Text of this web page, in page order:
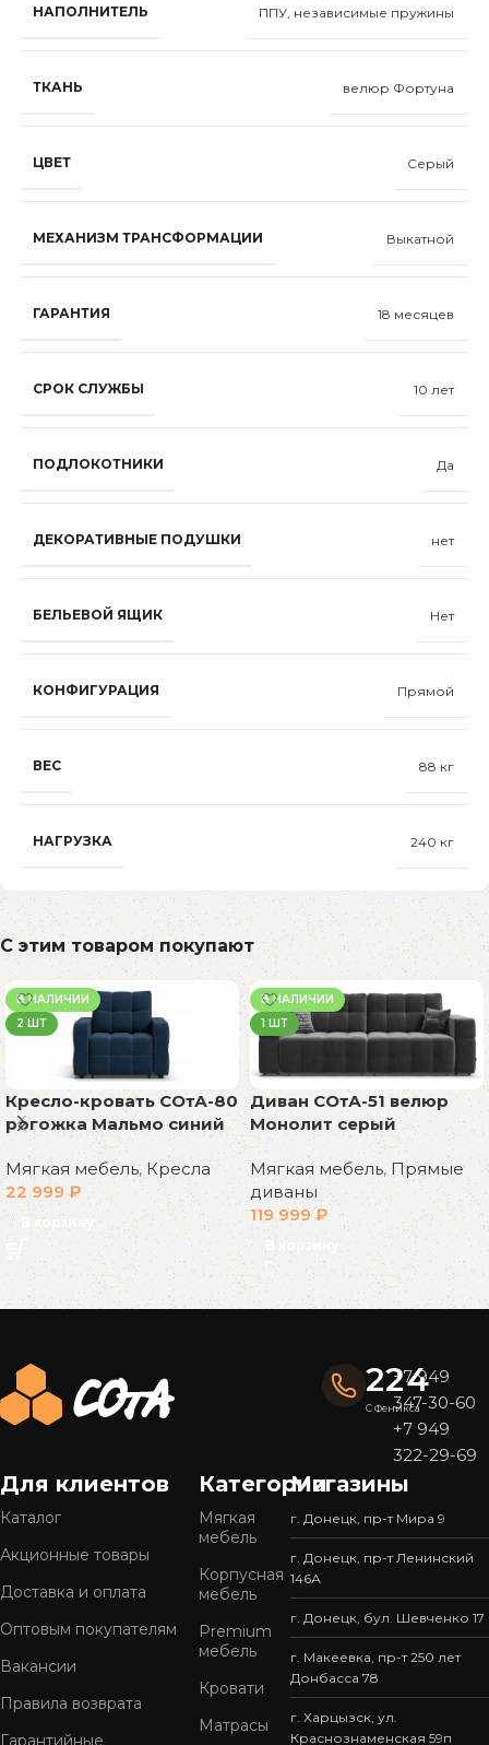
НАПОЛНИТЕЛЬ ППУ, независимые пружины
ТКАНЬ велюр Фортуна
ЦВЕТ Серый
МЕХАНИЗМ ТРАНСФОРМАЦИИ Выкатной
ГАРАНТИЯ 18 месяцев
СРОК СЛУЖБЫ 10 лет
ПОДЛОКОТНИКИ Да
ДЕКОРАТИВНЫЕ ПОДУШКИ нет
БЕЛЬЕВОЙ ЯЩИК Нет
КОНФИГУРАЦИЯ Прямой
ВЕС 88 кг
НАГРУЗКА 240 кг
С этим товаром покупают
В НАЛИЧИИ
2 ШТ
Кресло-кровать СОтА-80
рогожка Мальмо синий
Мягкая мебель,Кресла
22 999₽
В корзину
В НАЛИЧИИ
1 ШТ
Диван СОтА-51 велюр
Монолит серый
Мягкая мебель,Прямые
диваны
119 999₽
В корзину
Read More
224
С Феникса
+7 949
347-30-60
+7 949
322-29-69
Для клиентов
Каталог
Акционные товары
Доставка и оплата
Оптовым покупателям
Вакансии
Правила возврата
Гарантийные
Категории
Мягкая
мебель
Корпусная
мебель
Premium
мебель
Кровати
Матрасы
Магазины
г. Донецк, пр-т Мира 9
г. Донецк, пр-т Ленинский
146А
г. Донецк, бул. Шевченко 17
г. Макеевка, пр-т 250 лет
Донбасса 78
г. Харцызск, ул.
Краснознаменская 59п